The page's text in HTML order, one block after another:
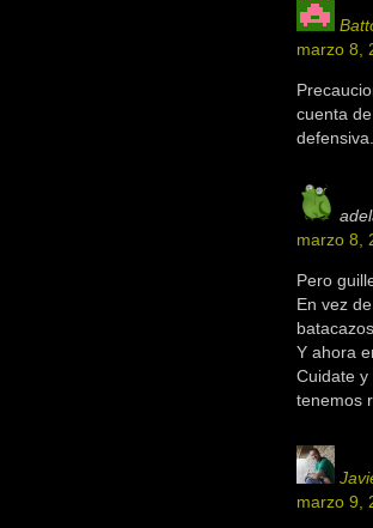
marzo 8,
cuenta
defensiva.
marzo 8,
Pero
En vez
batacazos.
Y ahora
Cuidate
tenemos
marzo 9,